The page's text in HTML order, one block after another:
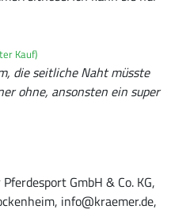
Kauf)
die seitliche Naht müsste
ohne, ansonsten ein super
GmbH & Co. KG,
info@kraemer.de,